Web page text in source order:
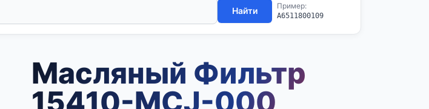
Найти Пример:
A6511800109
Масляный Фильтр